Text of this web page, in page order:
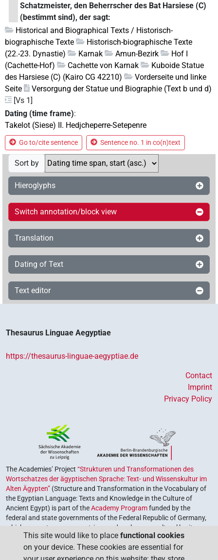
Schatzmeister, den Beherrscher des Bat Harsiese (C)
(bestimmt sind), der sagt:
Historical and Biographical Texts / Historisch-
biographische Texte
Historisch-biographische Texte
(22.-23. Dynastie)
Karnak Amun-Bezirk
Hof I
(Cachette-Hof)
Cachette von Karnak
Kuboide Statue
des Harsiese (C) (Kairo CG 42210)
Vorderseite und linke
Seite
Versorgung der Statue und Biographie (Text b und d)
[Vs 1]
Dating (time frame):
Takelot (Siese) II. Hedjcheperre-Setepenre
Go to/cite sentence Sentence no. 1 in co(n)text
Sort by
Hieroglyphs
Switch annotation/block view
Translation
Dating of Text
Text editor
Thesaurus Linguae Aegyptiae
https://thesaurus-linguae-aegyptiae.de
Contact
Imprint
Privacy Policy
The Academies’ Project “Strukturen und Transformationen des
Wortschatzes der ägyptischen Sprache: Text- und Wissenskultur im
Alten Ägypten” (Structure and Transformation in the Vocabulary of
the Egyptian Language: Texts and Knowledge in the Culture of
Ancient Egypt) is part of theAcademy Programfunded by the
federal and state governments of the Federal Republic of Germany,
which serves to preserve, retrieve and explore our cultural heritage.
The program is coordinated by theUnion of the German Academies
of Sciences and Humanities.
This site would like to place functional cookies
on your device. These cookies are essential for